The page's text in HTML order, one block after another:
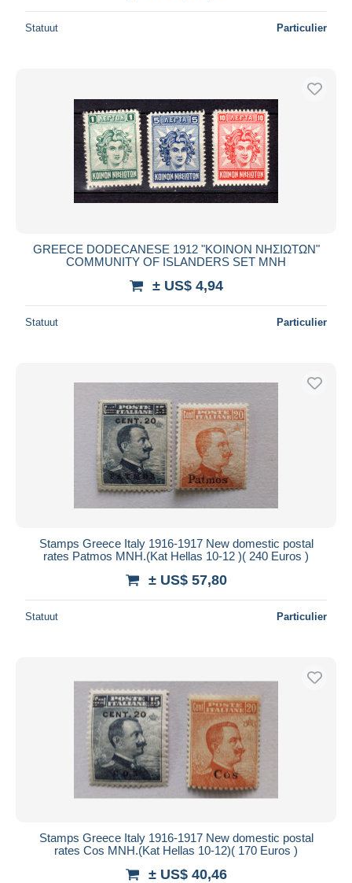
Statuut Particulier
GREECE DODECANESE 1912 "ΚΟΙΝΟΝ ΝΗΣΙΩΤΩΝ"
COMMUNITY OF ISLANDERS SET MNH
± US$ 4,94
Statuut Particulier
Stamps Greece Italy 1916-1917 New domestic postal
rates Patmos MNH.(Kat Hellas 10-12 )( 240 Euros )
± US$ 57,80
Statuut Particulier
Stamps Greece Italy 1916-1917 New domestic postal
rates Cos MNH.(Kat Hellas 10-12)( 170 Euros )
± US$ 40,46